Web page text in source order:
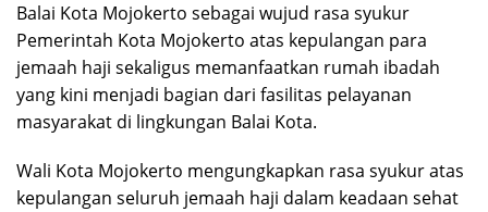
Balai Kota Mojokerto sebagai wujud rasa syukur
Pemerintah Kota Mojokerto atas kepulangan para
jemaah haji sekaligus memanfaatkan rumah ibadah
yang kini menjadi bagian dari fasilitas pelayanan
masyarakat di lingkungan Balai Kota.
Wali Kota Mojokerto mengungkapkan rasa syukur atas
kepulangan seluruh jemaah haji dalam keadaan sehat